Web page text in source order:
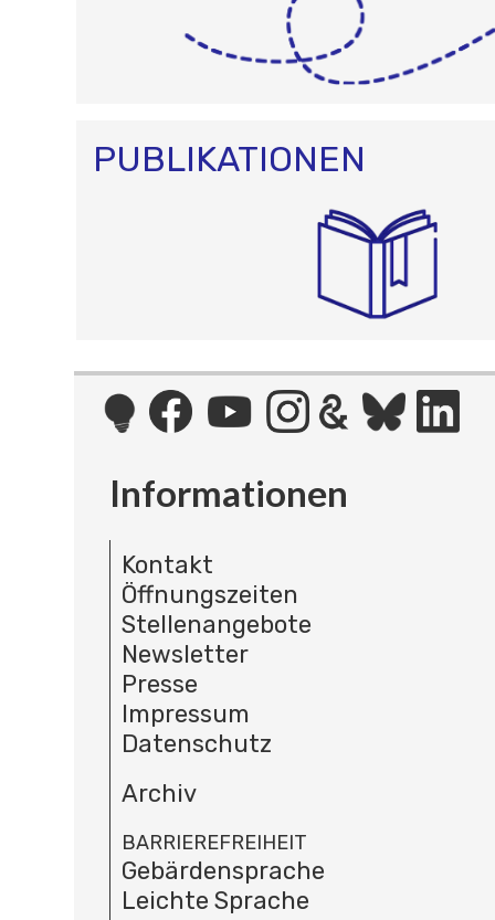
PUBLIKATIONEN
Informationen
Kontakt
Öffnungszeiten
Stellenangebote
Newsletter
Presse
Impressum
Datenschutz
Archiv
BARRIEREFREIHEIT
Gebärdensprache
Leichte Sprache